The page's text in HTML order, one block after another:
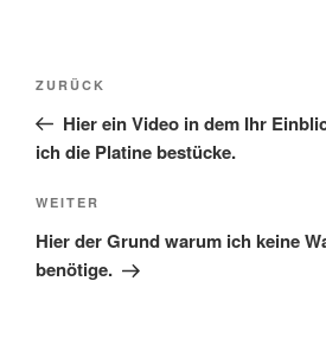
Beitragsnavigation
Vorheriger
Beitrag
ZURÜCK
Hier ein Video in dem Ihr
ich die Platine bestücke.
Nächster
Beitrag
WEITER
Hier der Grund warum ich keine
benötige.